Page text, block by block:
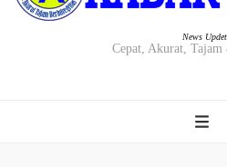
News Updet
Cepat, Akurat, Tajam